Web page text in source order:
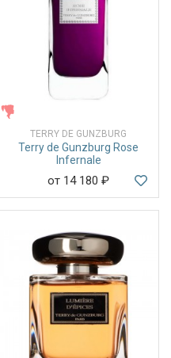
TERRY DE GUNZBURG
Terry de Gunzburg Rose
Infernale
от 14 180 ₽